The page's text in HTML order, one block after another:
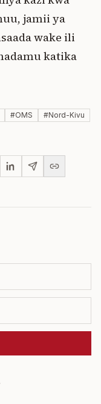
jamii ya
wake ili
katika
#OMS #Nord-Kivu